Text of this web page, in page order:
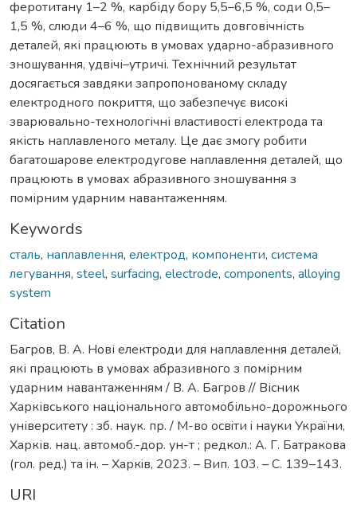
феротитану 1–2 %, карбіду бору 5,5–6,5 %, соди 0,5–
1,5 %, слюди 4–6 %, що підвищить довговічність
деталей, які працюють в умовах ударно-абразивного
зношування, удвічі–утричі. Технічний результат
досягається завдяки запропонованому складу
електродного покриття, що забезпечує високі
зварювально-технологічні властивості електрода та
якість наплавленого металу. Це дає змогу робити
багатошарове електродугове наплавлення деталей, що
працюють в умовах абразивного зношування з
помірним ударним навантаженням.
Keywords
сталь, наплавлення, електрод, компоненти, система
легування, steel, surfacing, electrode, components, alloying
system
Citation
Багров, В. А. Нові електроди для наплавлення деталей,
які працюють в умовах абразивного з помірним
ударним навантаженням / В. А. Багров // Вісник
Харківського національного автомобільно-дорожнього
університету : зб. наук. пр. / М-во освiти i науки України,
Харків. нац. автомоб.-дор. ун-т ; редкол.: А. Г. Батракова
(гол. ред.) та iн. – Харкiв, 2023. – Вип. 103. – С. 139–143.
URI